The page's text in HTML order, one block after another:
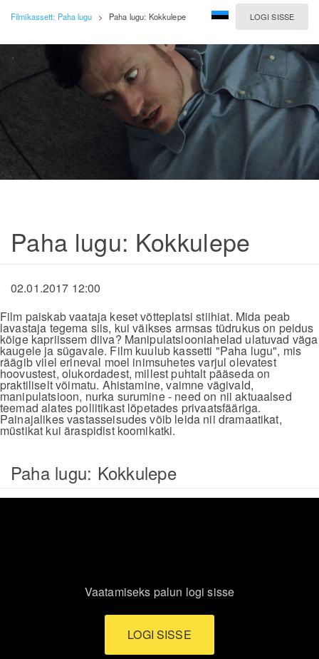
LOGI SISSE
Filmikassett: Paha lugu > Paha lugu: Kokkulepe
Paha lugu: Kokkulepe
02.01.2017 12:00
Film paiskab vaataja keset võtteplatsi stiihiat. Mida peab
lavastaja tegema siis, kui väikses armsas tüdrukus on peidus
kõige kapriissem diiva? Manipulatsiooniahelad ulatuvad väga
kaugele ja sügavale. Film kuulub kassetti "Paha lugu", mis
räägib viiel erineval moel inimsuhetes varjul olevatest
hoovustest, olukordadest, millest puhtalt pääseda on
praktiliselt võimatu. Ahistamine, vaimne vägivald,
manipulatsioon, nurka surumine - need on nii aktuaalsed
teemad alates poliitikast lõpetades privaatsfääriga.
Painajalikes vastasseisudes võib leida nii dramaatikat,
müstikat kui äraspidist koomikatki.
Paha lugu: Kokkulepe
Vaatamiseks palun logi sisse
LOGI SISSE